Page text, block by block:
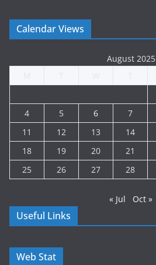
Calendar Views
August 2025
4
5 6 7
11
12 13 14
18
19 20 21
25
26 27 28
« Jul Oct »
Useful Links
Web Stat